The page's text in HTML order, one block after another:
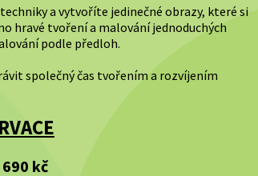
a vytvoříte jedinečné obrazy, které si
hravé tvoření a malování jednoduchých
podle předloh.
společný čas tvořením a rozvíjením
kč